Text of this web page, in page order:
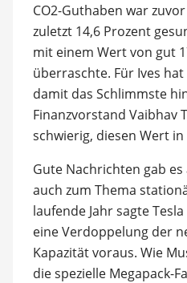
CO2-Guthaben war
zuletzt 14,6 Prozent
mit einem Wert von gut
überraschte. Für Ives
damit das Schlimmste
Finanzvorstand Vaibhav
schwierig, diesen Wert in
Gute Nachrichten gab
auch zum Thema
laufende Jahr sagte
eine Verdoppelung der
Kapazität voraus. Wie
die spezielle Megapack-